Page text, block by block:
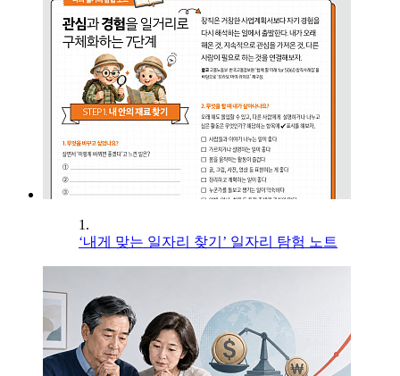
1.
‘내게 맞는 일자리 찾기’ 일자리 탐험 노트